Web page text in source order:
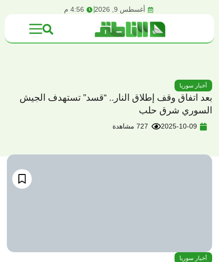
أغسطس 9, 2026 4:56 م
أخبار سوريا
بعد اتفاق وقف إطلاق النار.. “قسد” تستهدف الجيش
السوري شرق حلب
2025-10-09 727 مشاهدة
أخبار سوريا